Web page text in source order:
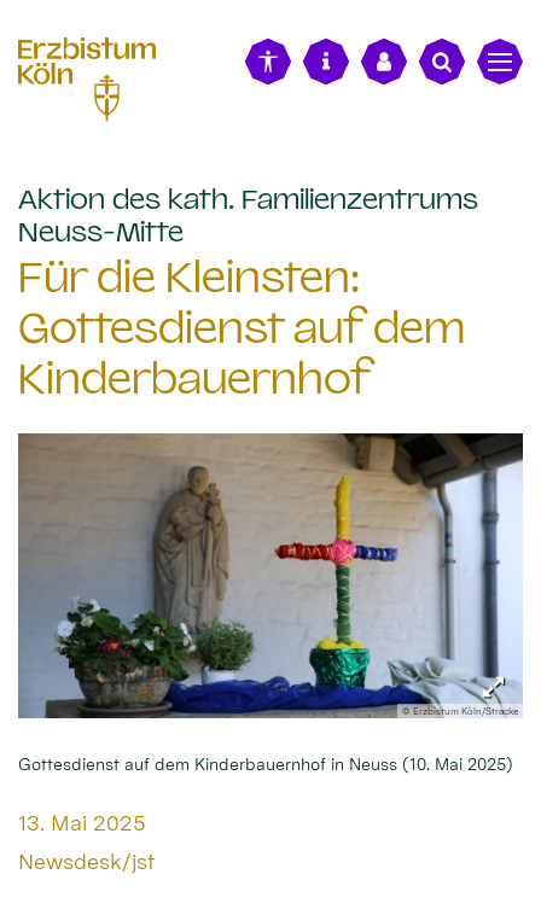
Aktion des kath. Familienzentrums
Neuss-Mitte:
Für die Kleinsten:
Gottesdienst auf dem
Kinderbauernhof
© Erzbistum Köln/Stracke
Gottesdienst auf dem Kinderbauernhof in Neuss (10. Mai 2025)
Datum:
13. Mai 2025
Von:
Newsdesk/jst